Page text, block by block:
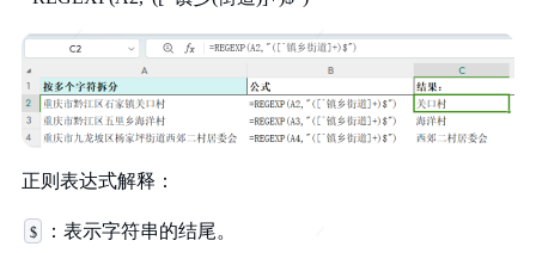
正则表达式解释：
$ ：表示字符串的结尾。